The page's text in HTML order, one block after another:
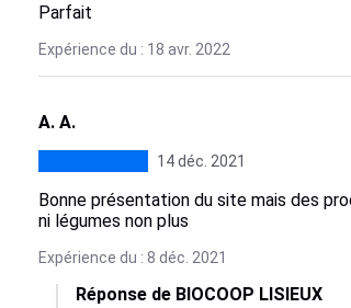
Parfait
Expérience du : 18 avr. 2022
A. A.
14 déc. 2021
Bonne présentation du site mais des
ni légumes non plus
Expérience du : 8 déc. 2021
Réponse de BIOCOOP LISIEUX